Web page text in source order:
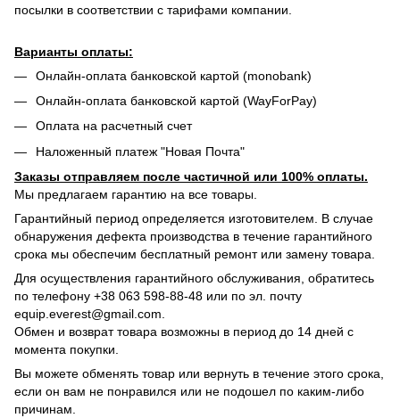
посылки в соответствии с тарифами компании.
Варианты оплаты:
Онлайн-оплата банковской картой (monobank)
Онлайн-оплата банковской картой (WayForPay)
Оплата на расчетный счет
Наложенный платеж "Новая Почта"
Заказы отправляем после частичной или 100% оплаты.
Мы предлагаем гарантию на все товары.
Гарантийный период определяется изготовителем. В случае
обнаружения дефекта производства в течение гарантийного
срока мы обеспечим бесплатный ремонт или замену товара.
Для осуществления гарантийного обслуживания, обратитесь
по телефону +38 063 598-88-48 или по эл. почту
equip.everest@gmail.com.
Обмен и возврат товара возможны в период до 14 дней с
момента покупки.
Вы можете обменять товар или вернуть в течение этого срока,
если он вам не понравился или не подошел по каким-либо
причинам.